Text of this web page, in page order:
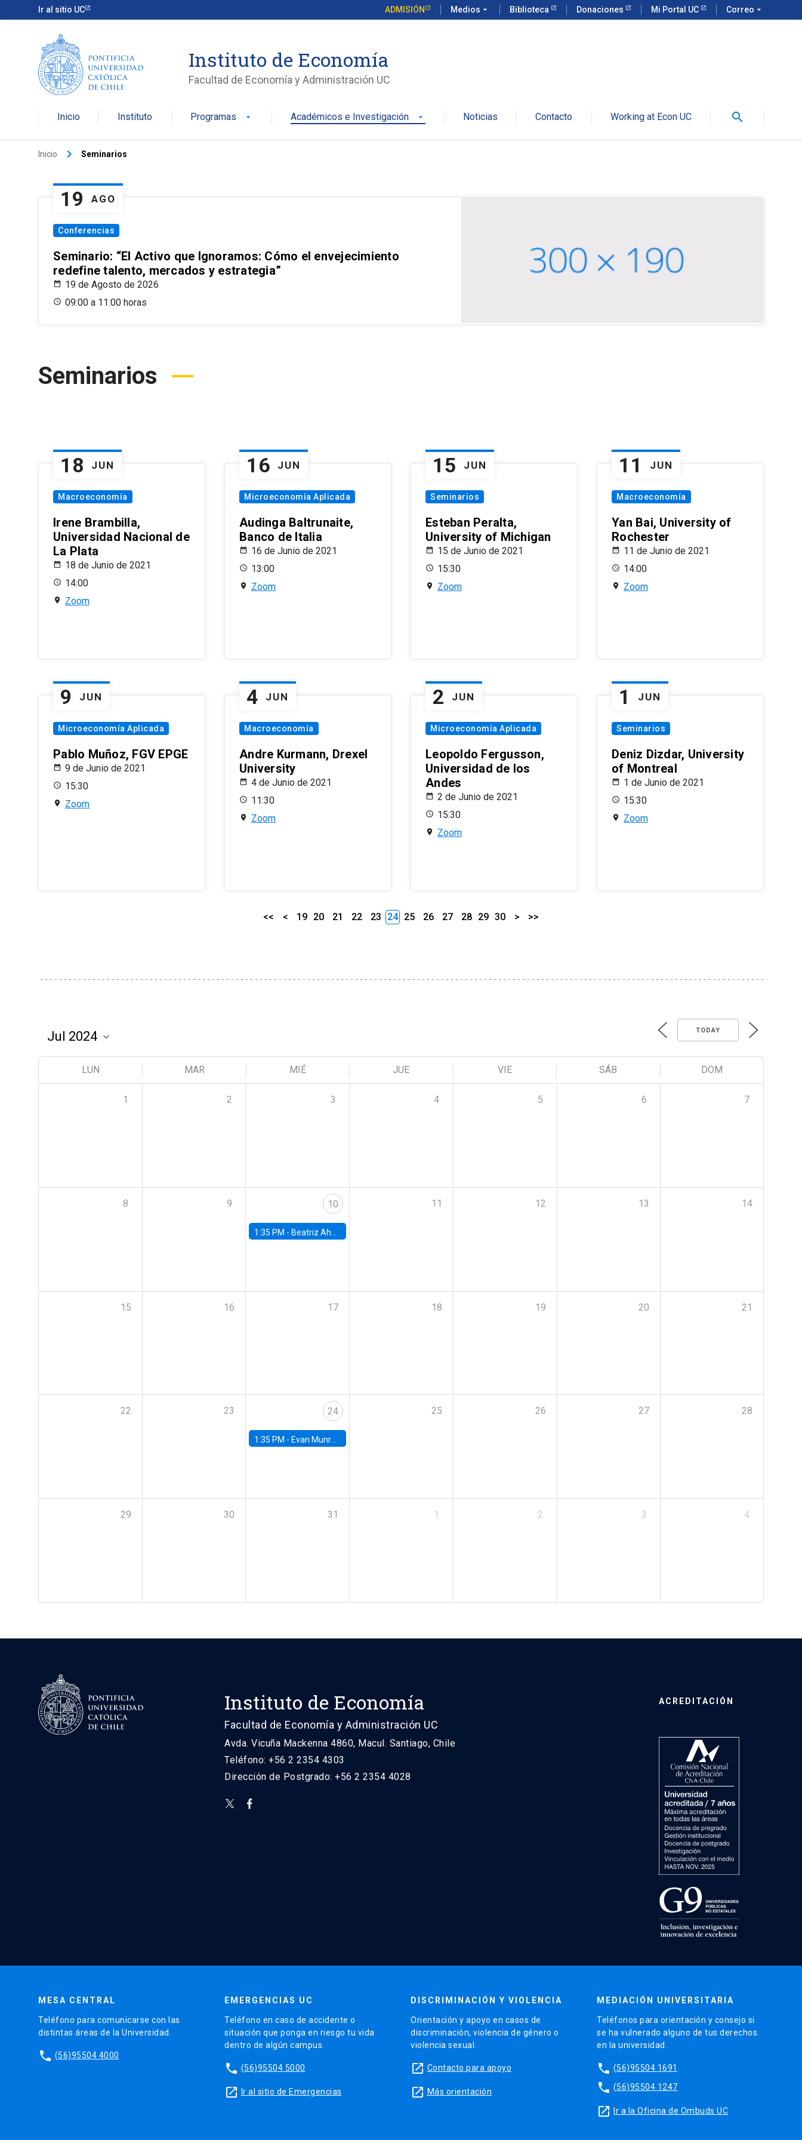
Ir al sitio UC ADMISIÓN Medios arrow_drop_down Biblioteca Donaciones Mi Portal UC Correo arrow_drop_down
Instituto de Economía
Facultad de Economía y Administración UC
Inicio Instituto Programas arrow_drop_down Académicos e Investigación arrow_drop_down Noticias Contacto Working at Econ UC search
Inicio keyboard_arrow_right Seminarios
19 AGO
Conferencias
Seminario: “El Activo que Ignoramos: Cómo el envejecimiento
redefine talento, mercados y estrategia”
19 de Agosto de 2026
09:00 a 11:00 horas
Seminarios
18 JUN
Macroeconomía
Irene Brambilla,
Universidad Nacional de
La Plata
18 de Junio de 2021
14:00
Zoom
16 JUN
Microeconomía Aplicada
Audinga Baltrunaite,
Banco de Italia
16 de Junio de 2021
13:00
Zoom
15 JUN
Seminarios
Esteban Peralta,
University of Michigan
15 de Junio de 2021
15:30
Zoom
11 JUN
Macroeconomía
Yan Bai, University of
Rochester
11 de Junio de 2021
14:00
Zoom
9 JUN
Microeconomía Aplicada
Pablo Muñoz, FGV EPGE
9 de Junio de 2021
15:30
Zoom
4 JUN
Macroeconomía
Andre Kurmann, Drexel
University
4 de Junio de 2021
11:30
Zoom
2 JUN
Microeconomía Aplicada
Leopoldo Fergusson,
Universidad de los
Andes
2 de Junio de 2021
15:30
Zoom
1 JUN
Seminarios
Deniz Dizdar, University
of Montreal
1 de Junio de 2021
15:30
Zoom
<< < 19 20 21 22 23 24 25 26 27 28 29 30 > >>
TODAY
LUN MAR MIÉ JUE VIE SÁB DOM
1 2 3 4 5 6 7
8 9 10
1:35 PM - Beatriz Ahumada, PhD candidate, Universidad de Pittsburgh
11 12 13 14
15 16 17 18 19 20 21
22 23 24
1:35 PM - Evan Munro, Neyman Visiting Assistant Professor in the Department of Statistics at UC Berkeley
25 26 27 28
29 30 31 1 2 3 4
Instituto de Economía
Facultad de Economía y Administración UC
Avda. Vicuña Mackenna 4860, Macul. Santiago, Chile
Teléfono: +56 2 2354 4303
Dirección de Postgrado: +56 2 2354 4028
ACREDITACIÓN
MESA CENTRAL
Teléfono para comunicarse con las
distintas áreas de la Universidad.
phone (56)95504 4000
EMERGENCIAS UC
Teléfono en caso de accidente o
situación que ponga en riesgo tu vida
dentro de algún campus.
phone (56)95504 5000
launch Ir al sitio de Emergencias
DISCRIMINACIÓN Y VIOLENCIA
Orientación y apoyo en casos de
discriminación, violencia de género o
violencia sexual.
launch Contacto para apoyo
launch Más orientación
MEDIACIÓN UNIVERSITARIA
Teléfonos para orientación y consejo si
se ha vulnerado alguno de tus derechos
en la universidad.
phone (56)95504 1691
phone (56)95504 1247
launch Ir a la Oficina de Ombuds UC